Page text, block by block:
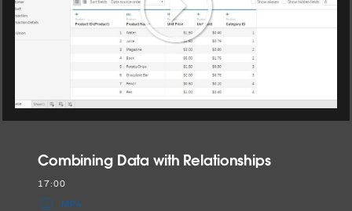
Play
Video
Combining Data with Relationships
17:00
MP4